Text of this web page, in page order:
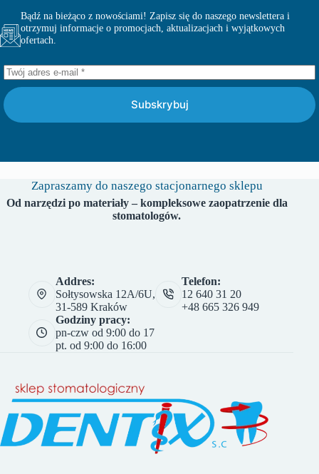
Bądź na bieżąco z nowościami! Zapisz się do naszego newslettera i
otrzymuj informacje o promocjach, aktualizacjach i wyjątkowych
ofertach.
Subskrybuj
Zapraszamy do naszego stacjonarnego sklepu
Od narzędzi po materiały – kompleksowe zaopatrzenie dla
stomatologów.
Addres:
Sołtysowska 12A/6U,
31-589 Kraków
Telefon:
12 640 31 20
+48 665 326 949
Godziny pracy:
pn-czw od 9:00 do 17
pt. od 9:00 do 16:00